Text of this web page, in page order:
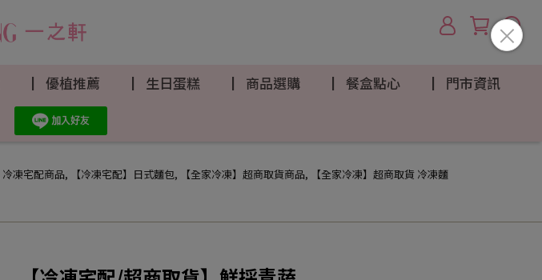
▏優植推薦 ▏生日蛋糕 ▏商品選購 ▏餐盒點心
▏門市資訊
冷凍宅配商品, 【冷凍宅配】日式麵包, 【全家冷凍】超商取貨商品,
【全家冷凍】超商取貨 冷凍麵